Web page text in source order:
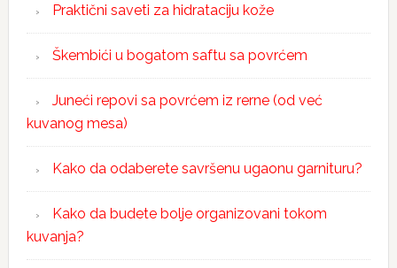
Praktični saveti za hidrataciju kože
Škembići u bogatom saftu sa povrćem
Juneći repovi sa povrćem iz rerne (od već
kuvanog mesa)
Kako da odaberete savršenu ugaonu garnituru?
Kako da budete bolje organizovani tokom
kuvanja?